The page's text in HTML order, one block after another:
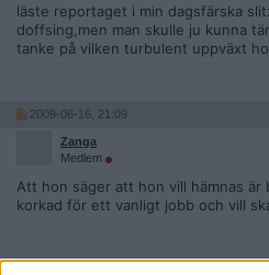
läste reportaget i min dagsfärska
doffsing,men man skulle ju kunna
tanke på vilken turbulent uppväxt
2009-06-16, 21:09
Zanga
Medlem
Att hon säger att hon vill hämnas
korkad för ett vanligt jobb och vill